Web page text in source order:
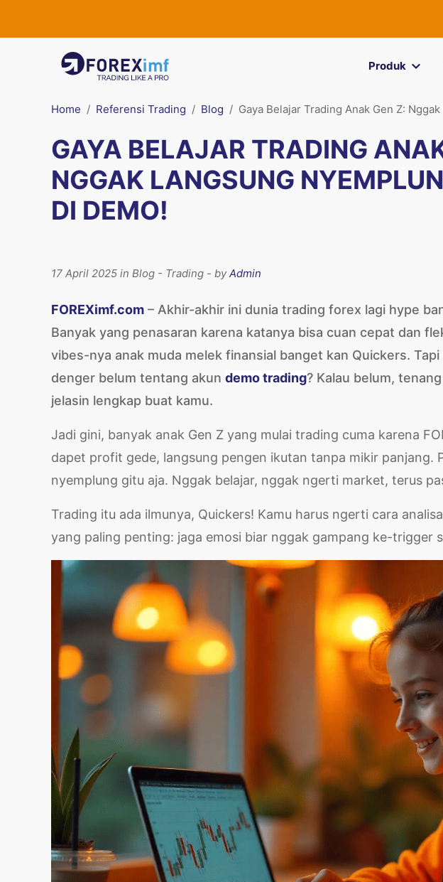
Produk
Home Referensi Trading Blog Gaya Belajar Trading Anak Gen Z:
GAYA BELAJAR TRADING
NGGAK LANGSUNG
DI DEMO!
17 April 2025 in Blog - Trading - byAdmin
FOREXimf.com – Akhir-akhir ini dunia trading forex lagi hype
Banyak yang penasaran karena katanya bisa cuan cepat dan
vibes-nya anak muda melek finansial banget kan Quickers.
denger belum tentang akun demo trading? Kalau belum,
jelasin lengkap buat kamu.
Jadi gini, banyak anak Gen Z yang mulai trading cuma karena
dapet profit gede, langsung pengen ikutan tanpa mikir panjang.
nyemplung gitu aja. Nggak belajar, nggak ngerti market, terus
Trading itu ada ilmunya, Quickers! Kamu harus ngerti cara
yang paling penting: jaga emosi biar nggak gampang ke-trigger